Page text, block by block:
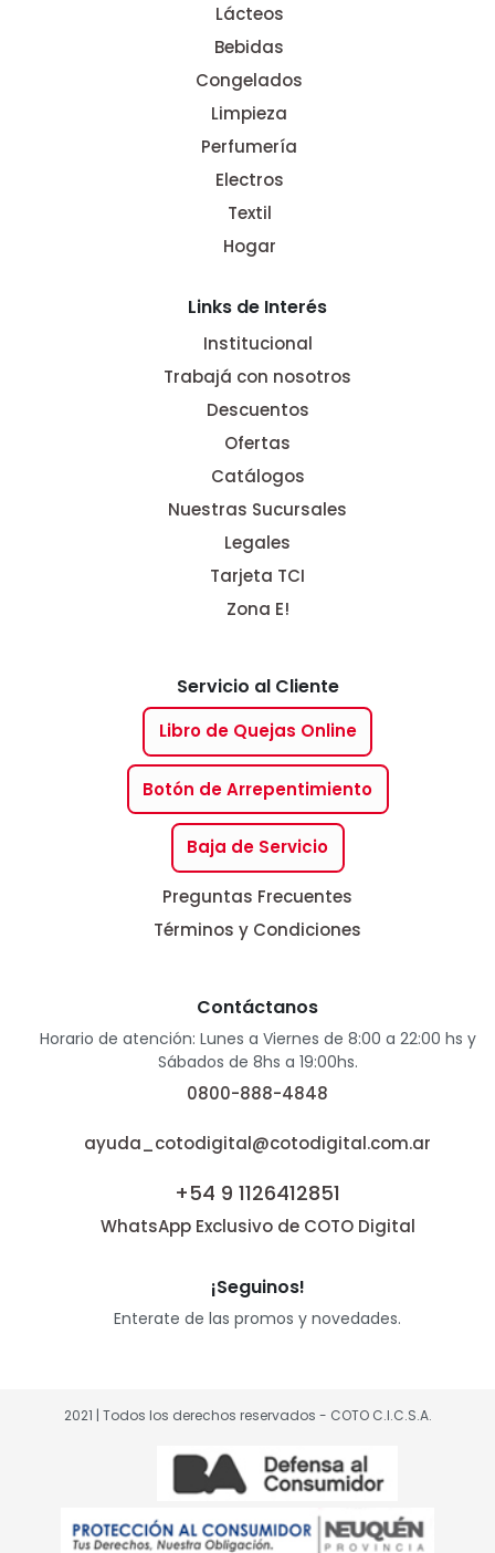
Lácteos
Bebidas
Congelados
Limpieza
Perfumería
Electros
Textil
Hogar
Links de Interés
Institucional
Trabajá con nosotros
Descuentos
Ofertas
Catálogos
Nuestras Sucursales
Legales
Tarjeta TCI
Zona E!
Servicio al Cliente
Libro de Quejas Online
Botón de Arrepentimiento
Baja de Servicio
Preguntas Frecuentes
Términos y Condiciones
Contáctanos
Horario de atención: Lunes a Viernes de 8:00 a 22:00 hs y
Sábados de 8hs a 19:00hs.
0800-888-4848
ayuda_cotodigital@cotodigital.com.ar
+54 9 1126412851
WhatsApp Exclusivo de COTO Digital
¡Seguinos!
Enterate de las promos y novedades.
2021 | Todos los derechos reservados - COTO C.I.C.S.A.